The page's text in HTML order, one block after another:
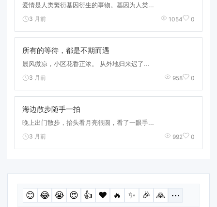
爱情是人类繁衍基因衍生的事物。基因为人类...
3 月前 1054 0
所有的等待，都是不期而遇
晨风微凉，小区花香正浓。 从外地归来迟了...
3 月前 958 0
海边散步随手一拍
晚上出门散步，抬头看月亮很圆，看了一眼手...
3 月前 992 0
😊 😂 😭 😍 👍 ❤️ 🔥 ✨ 🎉 🙏 ⋯